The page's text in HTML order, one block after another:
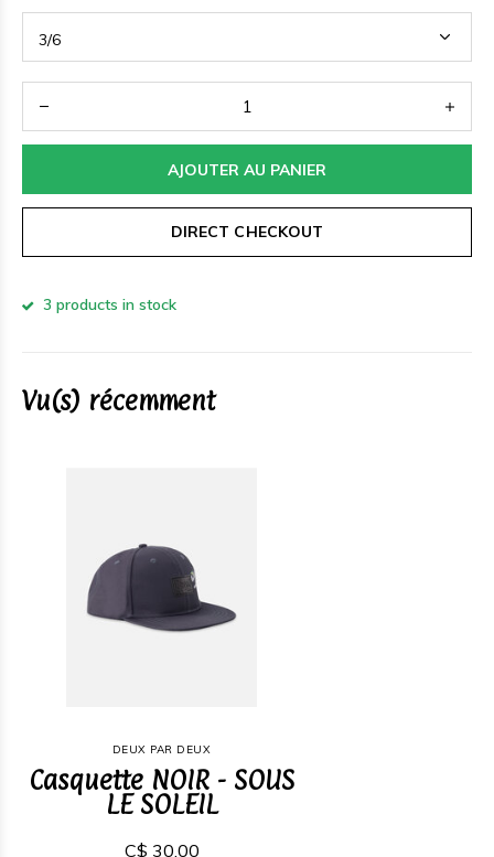
AJOUTER AU PANIER
DIRECT CHECKOUT
3 products in stock
Vu(s) récemment
DEUX PAR DEUX
Casquette NOIR - SOUS
LE SOLEIL
C$ 30,00